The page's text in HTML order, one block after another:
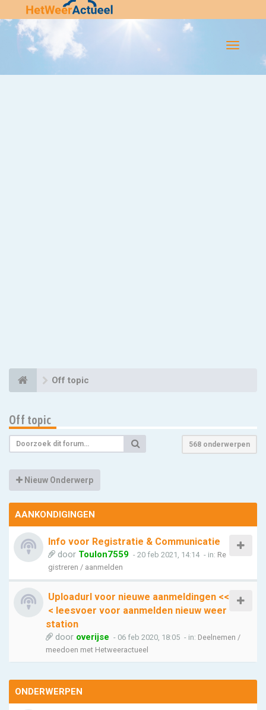
Flip-
Off topic
Off topic
568 onderwerpen
Nieuw Onderwerp
AANKONDIGINGEN
Info voor Registratie & Communicatie
door Toulon7559 - 20 feb 2021, 14:14 - in: Re
gistreren / aanmelden
Uploadurl voor nieuwe aanmeldingen <<
< leesvoer voor aanmelden nieuw weer
station
door overijse - 06 feb 2020, 18:05 - in: Deelnemen /
meedoen met Hetweeractueel
ONDERWERPEN